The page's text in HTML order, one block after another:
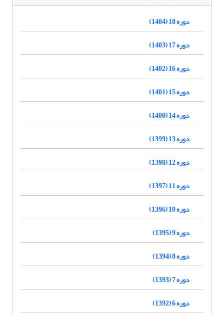
دوره 18 (1404)
دوره 17 (1403)
دوره 16 (1402)
دوره 15 (1401)
دوره 14 (1400)
دوره 13 (1399)
دوره 12 (1398)
دوره 11 (1397)
دوره 10 (1396)
دوره 9 (1395)
دوره 8 (1394)
دوره 7 (1393)
دوره 6 (1392)